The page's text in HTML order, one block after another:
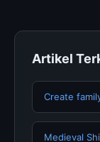
Artikel
Create
Medieval